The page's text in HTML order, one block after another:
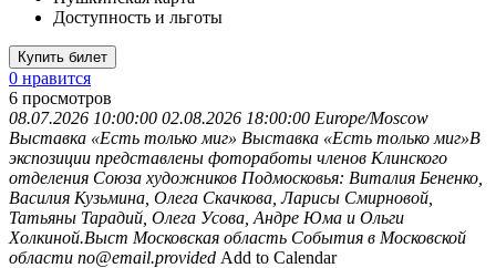
Доступность и льготы
Купить билет
0 нравится
6 просмотров
08.07.2026 10:00:00 02.08.2026 18:00:00 Europe/Moscow
Выставка «Есть только миг» Выставка «Есть только миг»В
экспозиции представлены фотоработы членов Клинского
отделения Союза художников Подмосковья: Виталия Бененко,
Василия Кузьмина, Олега Скачкова, Ларисы Смирновой,
Татьяны Тарадий, Олега Усова, Андре Юма и Ольги
Холкиной.Выст Московская область События в Московской
области no@email.provided Add to Calendar